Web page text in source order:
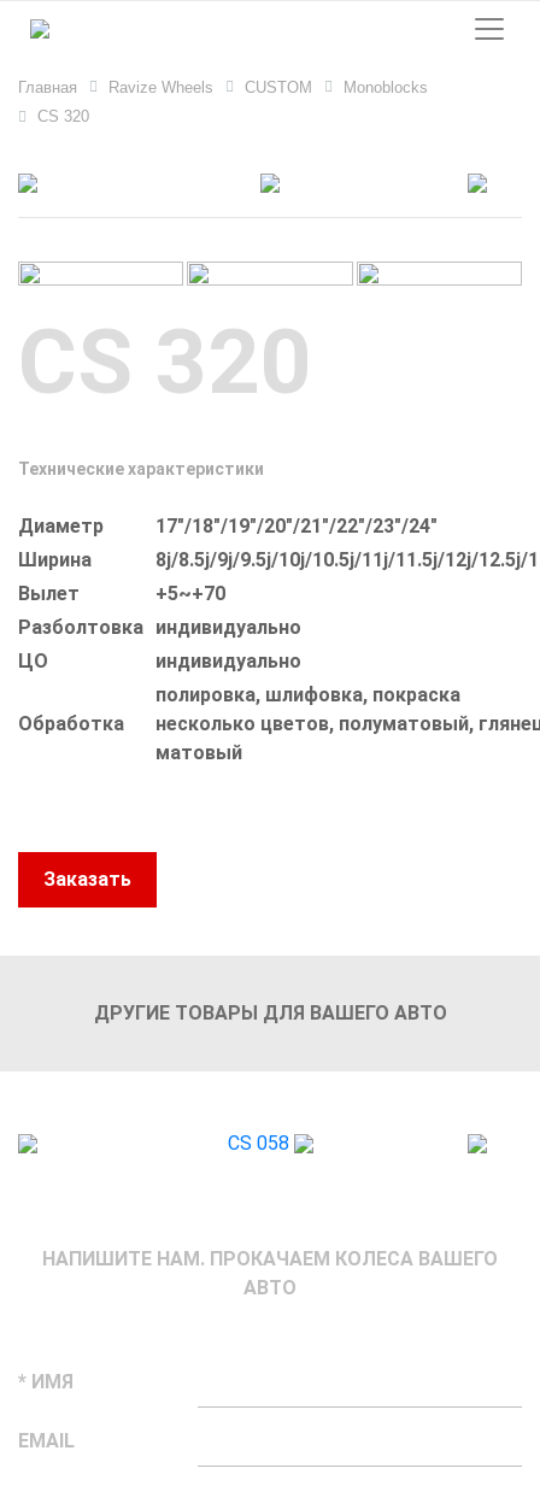
Главная Ravize Wheels CUSTOM
Monoblocks
CS 320
CS 320
Технические характеристики
Диаметр
17"/18"/19"/20"/21"/22"/23"/24"
Ширина
8j/8.5j/9j/9.5j/10j/10.5j/11j/11.5j/12j/12.5j/
Вылет
+5~+70
Разболтовка индивидуально
ЦО
индивидуально
Обработка
полировка, шлифовка, покраска
несколько цветов, полуматовый,
матовый
Заказать
ДРУГИЕ ТОВАРЫ ДЛЯ ВАШЕГО АВТО
CS 058
НАПИШИТЕ НАМ. ПРОКАЧАЕМ КОЛЕСА ВАШЕГО
АВТО
* ИМЯ
EMAIL